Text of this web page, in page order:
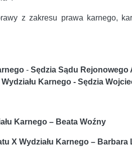
z zakresu prawa karnego,
- Sędzia Sądu Rejonowego
Karnego - Sędzia
Karnego – Beata Woźny
X Wydziału Karnego – Barbara